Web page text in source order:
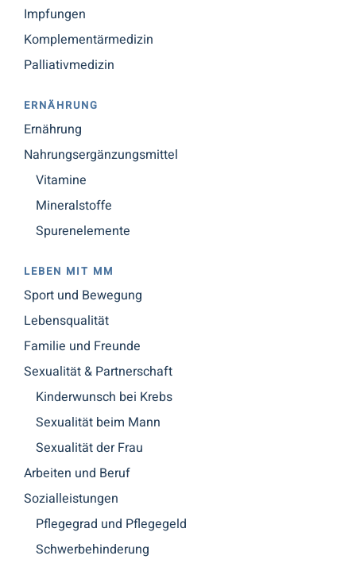
Impfungen
Komplementärmedizin
Palliativmedizin
ERNÄHRUNG
Ernährung
Nahrungsergänzungsmittel
Vitamine
Mineralstoffe
Spurenelemente
LEBEN MIT MM
Sport und Bewegung
Lebensqualität
Familie und Freunde
Sexualität & Partnerschaft
Kinderwunsch bei Krebs
Sexualität beim Mann
Sexualität der Frau
Arbeiten und Beruf
Sozialleistungen
Pflegegrad und Pflegegeld
Schwerbehinderung